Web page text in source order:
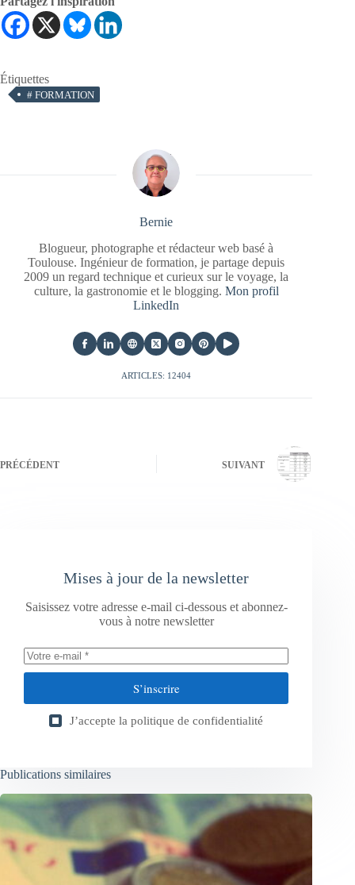
Étiquettes
# FORMATION
Bernie
Blogueur, photographe et rédacteur web basé à
Toulouse. Ingénieur de formation, je partage depuis
2009 un regard technique et curieux sur le voyage, la
culture, la gastronomie et le blogging. Mon profil
LinkedIn
ARTICLES: 12404
PRÉCÉDENT SUIVANT
Mises à jour de la newsletter
Saisissez votre adresse e-mail ci-dessous et abonnez-
vous à notre newsletter
S’inscrire
J’accepte la politique de confidentialité
Publications similaires